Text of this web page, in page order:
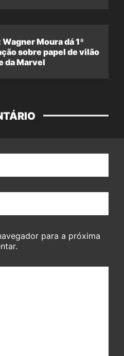
Moura dá 1ª
sobre papel de vilão
da Marvel
para a próxima